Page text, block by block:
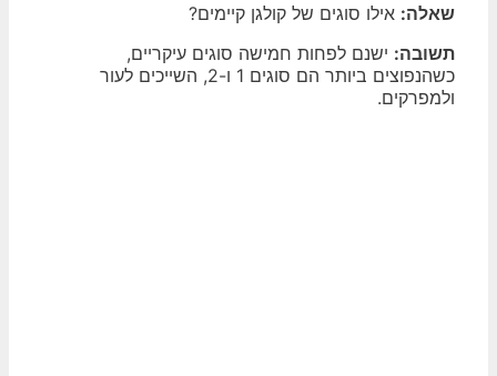
שאלה:אילו סוגים של קולגן קיימים?
תשובה:ישנם לפחות חמישה סוגים עיקריים,
כשהנפוצים ביותר הם סוגים 1 ו-2, השייכים לעור
ולמפרקים.